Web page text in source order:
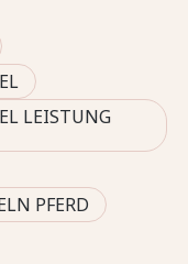
LEISTUNG
PFERD